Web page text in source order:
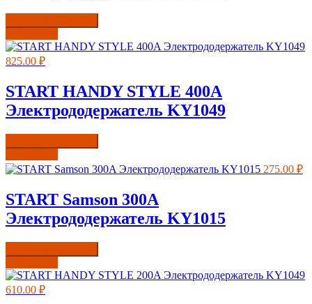
825.00 ₽
START HANDY STYLE 400A
Электрододержатель KY1049
275.00 ₽
START Samson 300A
Электрододержатель KY1015
610.00 ₽